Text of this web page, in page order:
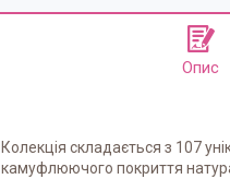
Опис
Колекція складається з 107
камуфлюючого покриття